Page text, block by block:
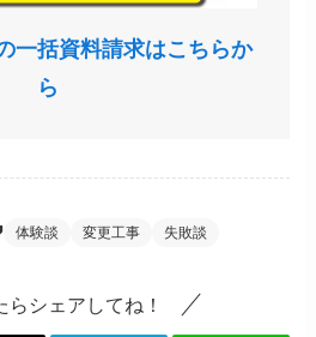
一括資料請求はこちらか
ら
体験談 変更工事 失敗談
らシェアしてね！